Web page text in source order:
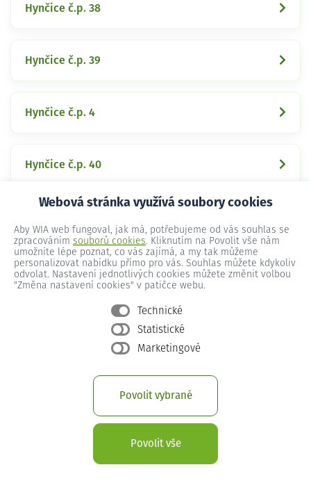
Webová stránka využívá soubory cookies
Aby WIA web fungoval, jak má, potřebujeme od vás souhlas se
zpracováním souborů cookies. Kliknutím na Povolit vše nám
umožníte lépe poznat, co vás zajímá, a my tak můžeme
personalizovat nabídku přímo pro vás. Souhlas můžete kdykoliv
odvolat. Nastavení jednotlivých cookies můžete změnit volbou
"Změna nastavení cookies" v patičce webu.
Technické
Statistické
Marketingové
Povolit vybrané
Povolit vše
Hynčice č.p. 38
Hynčice č.p. 39
Hynčice č.p. 4
Hynčice č.p. 40
Hynčice č.p. 42
Hynčice č.p. 44
Hynčice č.p. 45